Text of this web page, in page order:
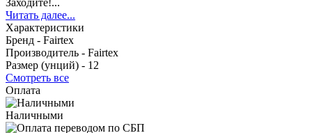
Читать далее...
Характеристики
Бренд - Fairtex
Производитель - Fairtex
Размер (унций) - 12
Смотреть все
Оплата
Наличными